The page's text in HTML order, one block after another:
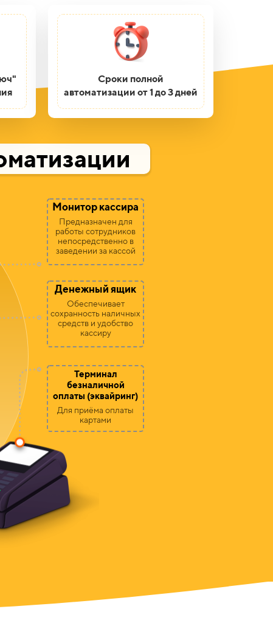
Сроки полной
автоматизации от 1 до 3 дней
Терминал
безналичной
оплаты (эквайринг)
Денежный ящик
Монитор кассира
Для приёма оплаты
картами
Обеспечивает
сохранность наличных
средств и удобство
кассиру
Предназначен для
работы сотрудников
непосредственно в
заведении за кассой